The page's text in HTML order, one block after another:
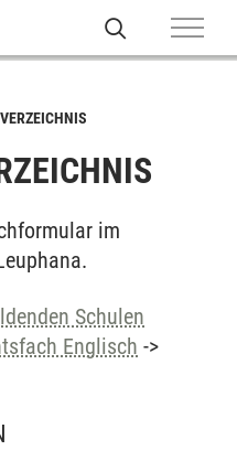
im
Schulen
Englisch ->